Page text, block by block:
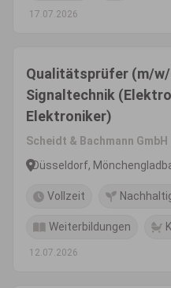
17.07.2026
Qualitätsprüfer (m/
Signaltechnik
Elektroniker)
Scheidt & Bachmann GmbH
Düsseldorf,
Vollzeit
Weiterbildungen
12.07.2026